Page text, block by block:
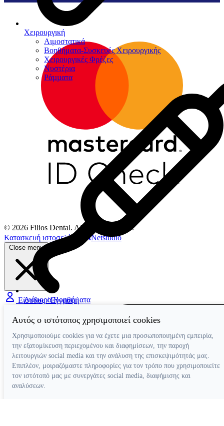
Χειρουργική
Αιμοστατικά
Βοηθήματα-Συσκευές Χειρουργικής
Χειρουργικές Φρέζες
Νυστέρια
Ράµµατα
Διάφορα Βοηθήματα
© 2026 Filios Dental. All rights reserved.
Κατασκευή ιστοσελίδων
Netstudio
Close menu
Είσοδος / Εγγραφή
Αυτός ο ιστότοπος χρησιμοποιεί cookies
Χρησιμοποιούμε cookies για να έχετε μια προσωποποιημένη εμπειρία,
την εξατομίκευση περιεχομένου και διαφημίσεων, την παροχή
λειτουργιών social media και την ανάλυση της επισκεψιμότητάς μας.
Επιπλέον, μοιραζόμαστε πληροφορίες για τον τρόπο που χρησιμοποιείτε
τον ιστότοπό μας με συνεργάτες social media, διαφήμισης και
αναλύσεων.